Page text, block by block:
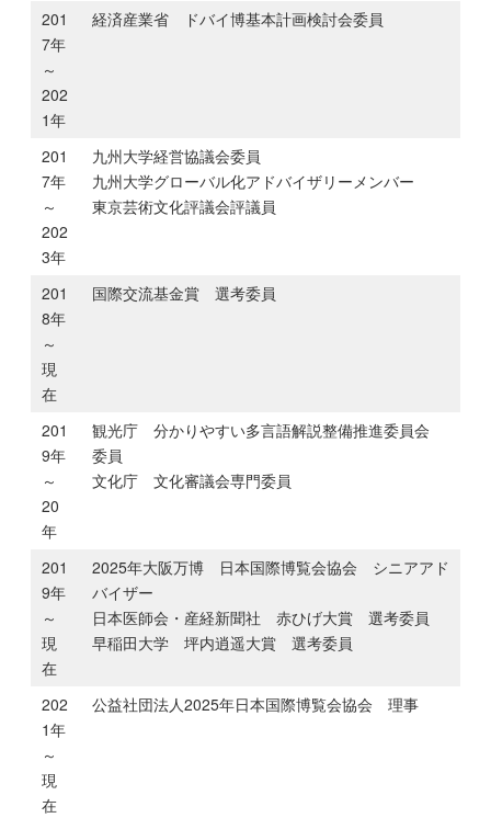
201
7年
～
202
1年
経済産業省 ドバイ博基本計画検討会委員
201
7年
～
202
3年
九州大学経営協議会委員
九州大学グローバル化アドバイザリーメンバー
東京芸術文化評議会評議員
201
8年
～
現
在
国際交流基金賞 選考委員
201
9年
～
20
年
観光庁 分かりやすい多言語解説整備推進委員会
委員
文化庁 文化審議会専門委員
201
9年
～
現
在
2025年大阪万博 日本国際博覧会協会 シニアアド
バイザー
日本医師会・産経新聞社 赤ひげ大賞 選考委員
早稲田大学 坪内逍遥大賞 選考委員
202
1年
～
現
在
公益社団法人2025年日本国際博覧会協会 理事